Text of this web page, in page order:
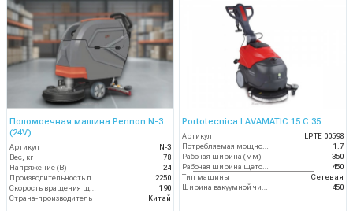
Поломоечная машина Pennon N-3
(24V)
Артикул
N-3
Вес, кг
78
Напряжение (В)
24
2250
190
Страна-производитель
Китай
Portotecnica LAVAMATIC 15 C 35
Артикул
LPTE 00598
1.7
Рабочая ширина (мм)
350
450
Тип машины
Сетевая
450